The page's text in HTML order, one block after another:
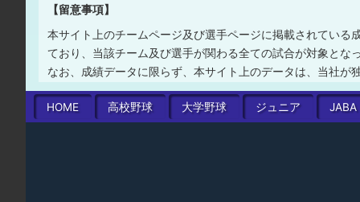
【留意事項】
本サイト上のチームページ及び選手ページに掲載されてい
ており、当該チーム及び選手が関わる全ての試合が対象と
なお、成績データに限らず、本サイト上のデータは、当社
HOME 高校野球 大学野球 ジュニア JABA